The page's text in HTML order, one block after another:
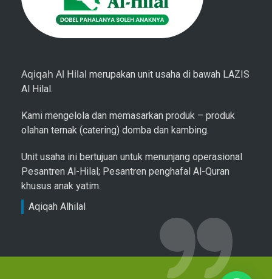
Aqiqah Al Hilal merupakan unit usaha di bawah LAZIS
Al Hilal.
Kami mengelola dan memasarkan produk – produk
olahan ternak (catering) domba dan kambing.
Unit usaha ini bertujuan untuk menunjang operasional
Pesantren Al-Hilal; Pesantren penghafal Al-Quran
khusus anak yatim.
Aqiqah Alhilal